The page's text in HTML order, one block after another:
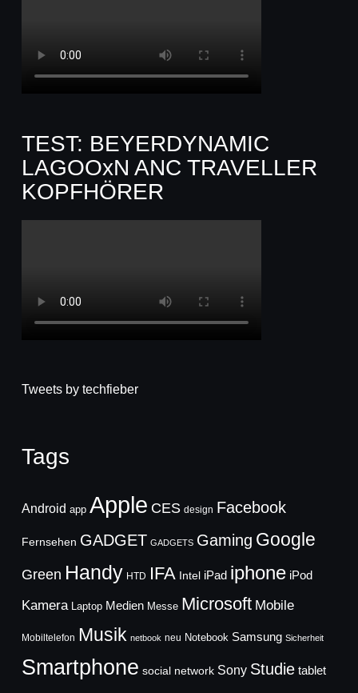
TEST: BEYERDYNAMIC
LAGOOxN ANC TRAVELLER
KOPFHÖRER
Tweets by techfieber
Tags
Android app Apple CES design Facebook
Fernsehen GADGET GADGETS Gaming Google
Green Handy HTD IFA Intel iPad iphone iPod
Kamera Laptop Medien Messe Microsoft Mobile
Mobiltelefon Musik netbook neu Notebook Samsung Sicherheit
Smartphone social network Sony Studie tablet